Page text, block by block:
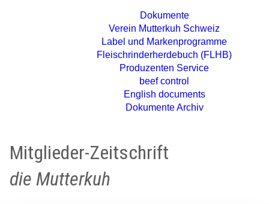
Dokumente
Verein Mutterkuh Schweiz
Label und Markenprogramme
Fleischrinderherdebuch (FLHB)
Produzenten Service
beef control
English documents
Dokumente Archiv
Mitglieder-Zeitschrift
die Mutterkuh